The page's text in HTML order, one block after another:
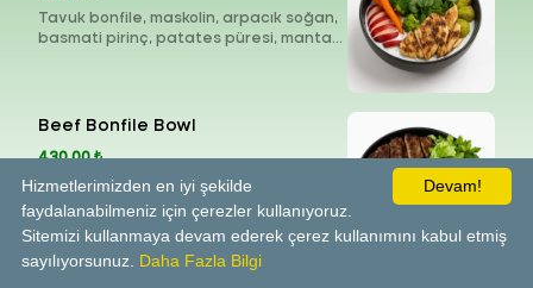
Tavuk bonfile, maskolin, arpacık soğan,
basmati pirinç, patates püresi, mantar,
Beef Bonfile Bowl
430.00 ₺
Dana bonfile, küp patates, susam, demi
glace, basmati pirinç, arpacık soğan,
mantar, baby havuç, karalahana
coleslaw, ızgara hellim, roka
Devam!
Hizmetlerimizden en iyi şekilde
faydalanabilmeniz için çerezler kullanıyoruz.
Sitemizi kullanmaya devam ederek çerez kullanımını kabul etmiş
sayılıyorsunuz. Daha Fazla Bilgi